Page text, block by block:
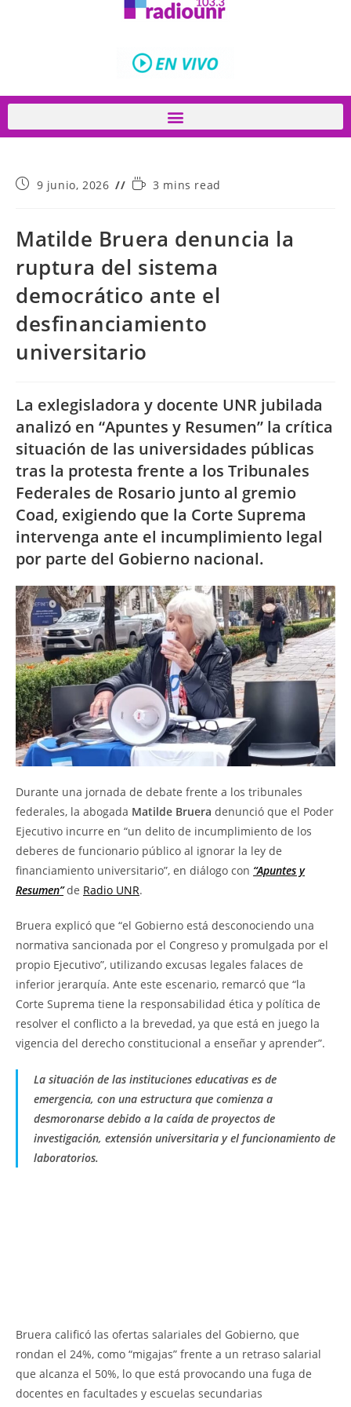
9 junio, 2026 3 mins read
Matilde Bruera denuncia la
ruptura del sistema
democrático ante el
desfinanciamiento
universitario
La exlegisladora y docente UNR jubilada
analizó en “Apuntes y Resumen” la crítica
situación de las universidades públicas
tras la protesta frente a los Tribunales
Federales de Rosario junto al gremio
Coad, exigiendo que la Corte Suprema
intervenga ante el incumplimiento legal
por parte del Gobierno nacional.
Durante una jornada de debate frente a los tribunales
federales, la abogada Matilde Bruera denunció que el Poder
Ejecutivo incurre en “un delito de incumplimiento de los
deberes de funcionario público al ignorar la ley de
financiamiento universitario”, en diálogo con “Apuntes y
Resumen”de Radio UNR.
Bruera explicó que “el Gobierno está desconociendo una
normativa sancionada por el Congreso y promulgada por el
propio Ejecutivo”, utilizando excusas legales falaces de
inferior jerarquía. Ante este escenario, remarcó que “la
Corte Suprema tiene la responsabilidad ética y política de
resolver el conflicto a la brevedad, ya que está en juego la
vigencia del derecho constitucional a enseñar y aprender”.
La situación de las instituciones educativas es de
emergencia, con una estructura que comienza a
desmoronarse debido a la caída de proyectos de
investigación, extensión universitaria y el funcionamiento de
laboratorios.
Bruera calificó las ofertas salariales del Gobierno, que
rondan el 24%, como “migajas” frente a un retraso salarial
que alcanza el 50%, lo que está provocando una fuga de
docentes en facultades y escuelas secundarias